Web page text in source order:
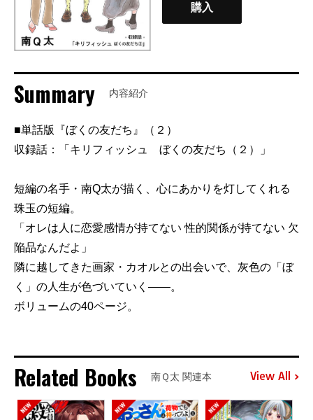
購入
Summary 内容紹介
■単話版『ぼくの友だち』（２）
収録話：「キリフィッシュ ぼくの友だち（２）」
短編の名手・南Q太が描く、心にあかりを灯してくれる
珠玉の短編。
「オレは人に恋愛感情が持てない 性的関係が持てない 欠
陥品なんだよ」
隣に越してきた画家・カオルとの出会いで、灰色の「ぼ
く」の人生が色づいていく――。
ボリュームの40ページ。
Related Books 南Ｑ太 関連本 View All